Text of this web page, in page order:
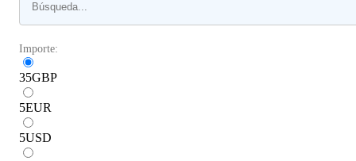
Importe:
35GBP
5EUR
5USD